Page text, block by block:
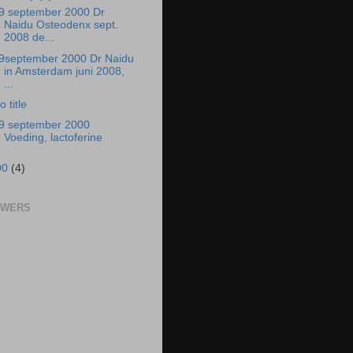
september 2000 Dr
Naidu Osteodenx sept.
2008 de...
2000 Dr Naidu
in Amsterdam juni 2008,
title
september 2000
Voeding, lactoferine
(4)